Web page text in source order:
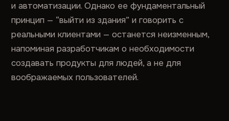
и автоматизации. Однако ее фундаментальный
принцип — “выйти из здания” и говорить с
реальными клиентами — останется неизменным,
напоминая разработчикам о необходимости
создавать продукты для людей, а не для
воображаемых пользователей.